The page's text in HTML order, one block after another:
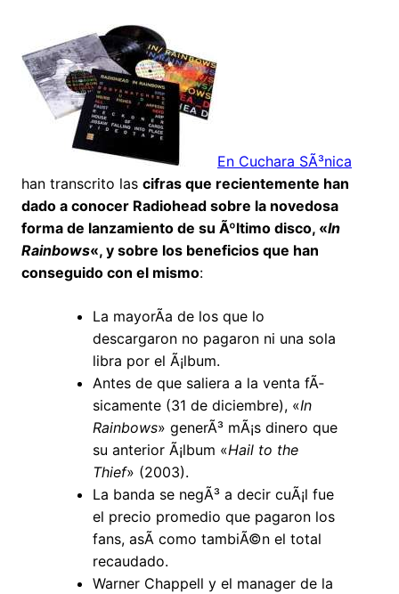
En Cuchara SÃ³nica
han transcrito las cifras que recientemente han
dado a conocer Radiohead sobre la novedosa
forma de lanzamiento de su Ãºltimo disco, «In
Rainbows«, y sobre los beneficios que han
conseguido con el mismo:
La mayorÃ­a de los que lo
descargaron no pagaron ni una sola
libra por el Ã¡lbum.
Antes de que saliera a la venta fÃ­
sicamente (31 de diciembre), «In
Rainbows» generÃ³ mÃ¡s dinero que
su anterior Ã¡lbum «Hail to the
Thief» (2003).
La banda se negÃ³ a decir cuÃ¡l fue
el precio promedio que pagaron los
fans, asÃ­ como tambiÃ©n el total
recaudado.
Warner Chappell y el manager de la